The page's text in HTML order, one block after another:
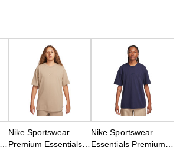
Nike Sportswear
Premium Essentials
Nike Sportswear
Essentials Premium